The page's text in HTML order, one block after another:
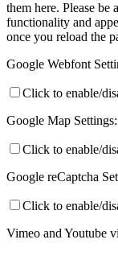
them here. Please be
functionality and
once you reload the
Google Webfont
Click to enable/
Google Map Settings:
Click to enable/
Google reCaptcha
Click to enable/
Vimeo and Youtube